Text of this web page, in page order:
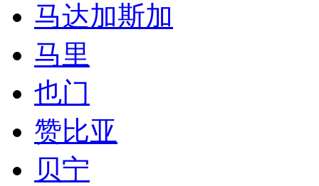
马达加斯加
马里
也门
赞比亚
贝宁